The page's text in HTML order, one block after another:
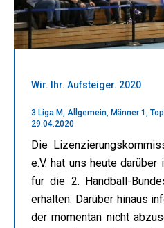
Wir. Ihr. Aufsteiger. 2020
3.Liga M, Allgemein, Männer 1 ,
29.04.2020
Die
e.V. hat uns heute
für die 2. Handball-
erhalten. Darüber hinaus
der momentan nicht